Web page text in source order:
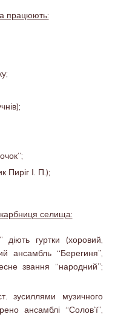
працюють:
Пиріг І. П.);
селища:
діють гуртки (хоровий,
ансамбль “Берегиня”,
звання “народний”;
зусиллями музичного
ансамблі “Солов’ї”,